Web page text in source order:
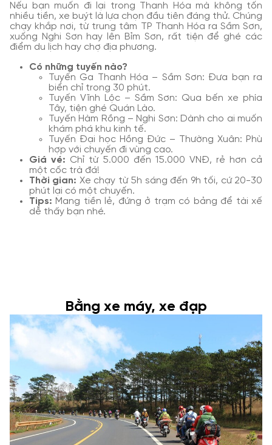
Nếu bạn muốn đi lại trong Thanh Hóa mà không tốn
nhiều tiền, xe buýt là lựa chọn đầu tiên đáng thử. Chúng
chạy khắp nơi, từ trung tâm TP Thanh Hóa ra Sầm Sơn,
xuống Nghi Sơn hay lên Bỉm Sơn, rất tiện để ghé các
điểm du lịch hay chợ địa phương.
Có những tuyến nào?
Tuyến Ga Thanh Hóa – Sầm Sơn: Đưa bạn ra
biển chỉ trong 30 phút.
Tuyến Vĩnh Lộc – Sầm Sơn: Qua bến xe phía
Tây, tiện ghé Quán Lào.
Tuyến Hàm Rồng – Nghi Sơn: Dành cho ai muốn
khám phá khu kinh tế.
Tuyến Đại học Hồng Đức – Thường Xuân: Phù
hợp với chuyến đi vùng cao.
Giá vé: Chỉ từ 5.000 đến 15.000 VNĐ, rẻ hơn cả
một cốc trà đá!
Thời gian: Xe chạy từ 5h sáng đến 9h tối, cứ 20-30
phút lại có một chuyến.
Tips: Mang tiền lẻ, đứng ở trạm có bảng để tài xế
dễ thấy bạn nhé.
Bằng xe máy, xe đạp